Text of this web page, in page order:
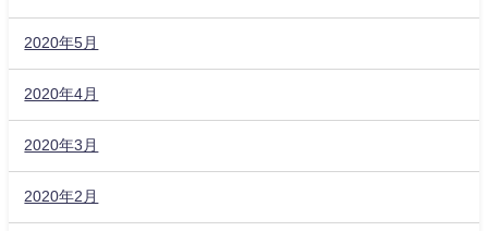
2020年5月
2020年4月
2020年3月
2020年2月